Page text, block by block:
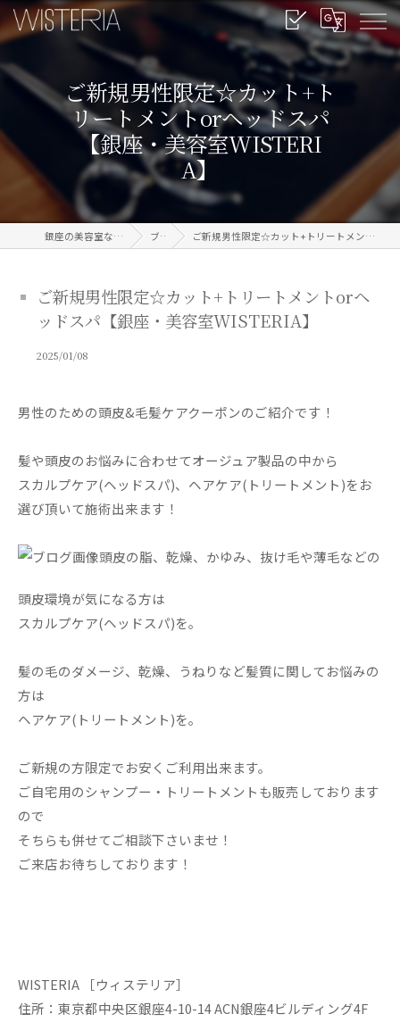
ご新規男性限定☆カット+ト
リートメントorヘッドスパ
【銀座・美容室WISTERI
A】
銀座の美容室なら信頼のWISTERIA ブログ ご新規男性限定☆カット+トリートメントorヘッドスパ【銀座・美容室WISTERIA】
ご新規男性限定☆カット+トリートメントorヘ
ッドスパ【銀座・美容室WISTERIA】
2025/01/08
男性のための頭皮&毛髪ケアクーポンのご紹介です！
髪や頭皮のお悩みに合わせてオージュア製品の中から
スカルプケア(ヘッドスパ)、ヘアケア(トリートメント)をお
選び頂いて施術出来ます！
頭皮の脂、乾燥、かゆみ、抜け毛や薄毛などの
頭皮環境が気になる方は
スカルプケア(ヘッドスパ)を。
髪の毛のダメージ、乾燥、うねりなど髪質に関してお悩みの
方は
ヘアケア(トリートメント)を。
ご新規の方限定でお安くご利用出来ます。
ご自宅用のシャンプー・トリートメントも販売しております
ので
そちらも併せてご相談下さいませ！
ご来店お待ちしております！
WISTERIA ［ウィステリア］
住所：東京都中央区銀座4-10-14 ACN銀座4ビルディング4F